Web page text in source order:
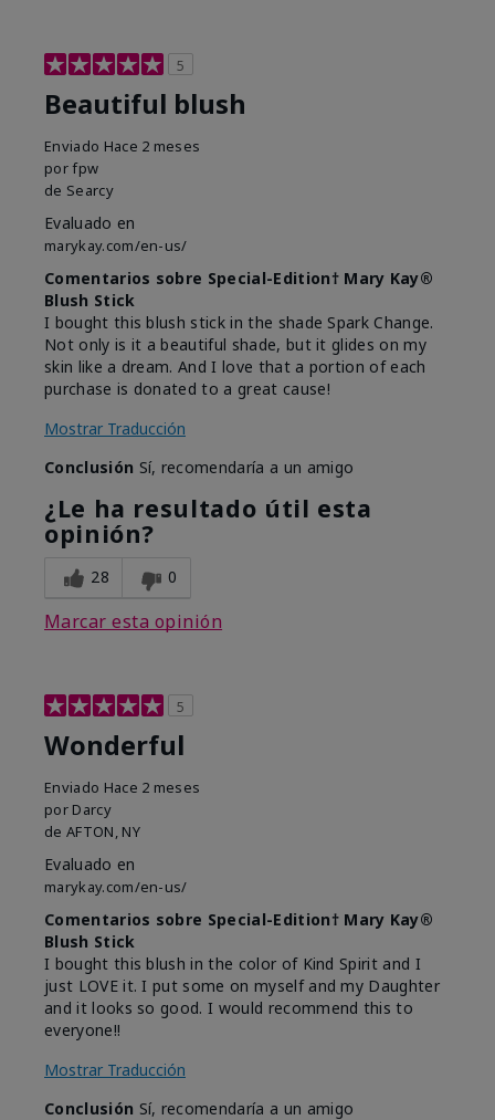
5
Beautiful blush
Enviado Hace 2 meses
porfpw
de Searcy
Evaluado en
marykay.com/en-us/
Comentarios sobre Special-Edition† Mary Kay®
Blush Stick
I bought this blush stick in the shade Spark Change.
Not only is it a beautiful shade, but it glides on my
skin like a dream. And I love that a portion of each
purchase is donated to a great cause!
Mostrar Traducción
Conclusión Sí, recomendaría a un amigo
¿Le ha resultado útil esta
opinión?
28 0
Marcar esta opinión
5
Wonderful
Enviado Hace 2 meses
por Darcy
de AFTON, NY
Evaluado en
marykay.com/en-us/
Comentarios sobre Special-Edition† Mary Kay®
Blush Stick
I bought this blush in the color of Kind Spirit and I
just LOVE it. I put some on myself and my Daughter
and it looks so good. I would recommend this to
everyone!!
Mostrar Traducción
Conclusión Sí, recomendaría a un amigo